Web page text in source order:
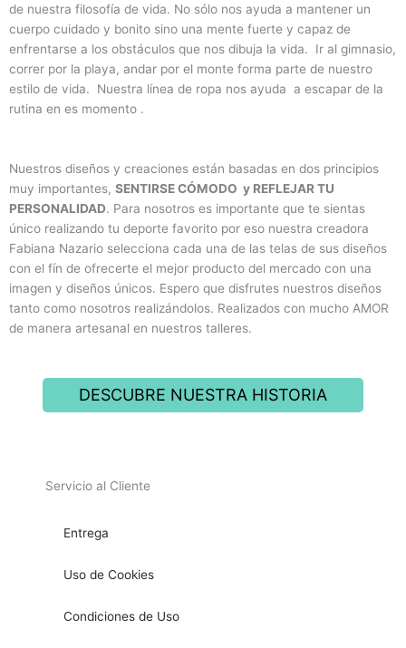
de nuestra filosofía de vida. No sólo nos ayuda a mantener un
cuerpo cuidado y bonito sino una mente fuerte y capaz de
enfrentarse a los obstáculos que nos dibuja la vida. Ir al gimnasio,
correr por la playa, andar por el monte forma parte de nuestro
estilo de vida. Nuestra línea de ropa nos ayuda a escapar de la
rutina en es momento .
Nuestros diseños y creaciones están basadas en dos principios
muy importantes, SENTIRSE CÓMODO y REFLEJAR TU
PERSONALIDAD. Para nosotros es importante que te sientas
único realizando tu deporte favorito por eso nuestra creadora
Fabiana Nazario selecciona cada una de las telas de sus diseños
con el fín de ofrecerte el mejor producto del mercado con una
imagen y diseños únicos. Espero que disfrutes nuestros diseños
tanto como nosotros realizándolos. Realizados con mucho AMOR
de manera artesanal en nuestros talleres.
DESCUBRE NUESTRA HISTORIA
Servicio al Cliente
Entrega
Uso de Cookies
Condiciones de Uso